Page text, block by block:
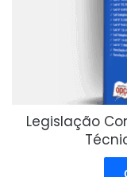
Legislação